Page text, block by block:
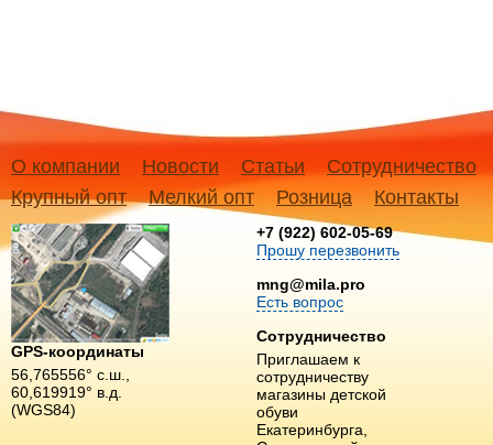
О компании Новости Статьи
Сотрудничество
Крупный опт
Мелкий опт Розница Контакты
GPS-координаты
56,765556° с.ш.,
60,619919° в.д.
(WGS84)
+7 (922) 602-05-69
Прошу перезвонить
mng@mila.pro
Есть вопрос
Сотрудничество
Приглашаем к
сотрудничеству
магазины детской
обуви
Екатеринбурга,